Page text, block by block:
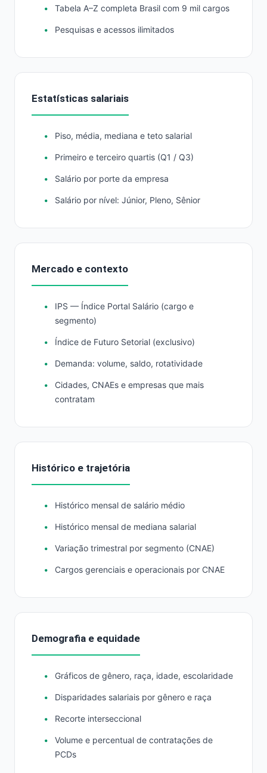
Tabela A–Z completa Brasil com 9 mil cargos
Pesquisas e acessos ilimitados
Estatísticas salariais
Piso, média, mediana e teto salarial
Primeiro e terceiro quartis (Q1 / Q3)
Salário por porte da empresa
Salário por nível: Júnior, Pleno, Sênior
Mercado e contexto
IPS — Índice Portal Salário (cargo e
segmento)
Índice de Futuro Setorial (exclusivo)
Demanda: volume, saldo, rotatividade
Cidades, CNAEs e empresas que mais
contratam
Histórico e trajetória
Histórico mensal de salário médio
Histórico mensal de mediana salarial
Variação trimestral por segmento (CNAE)
Cargos gerenciais e operacionais por CNAE
Demografia e equidade
Gráficos de gênero, raça, idade, escolaridade
Disparidades salariais por gênero e raça
Recorte interseccional
Volume e percentual de contratações de
PCDs